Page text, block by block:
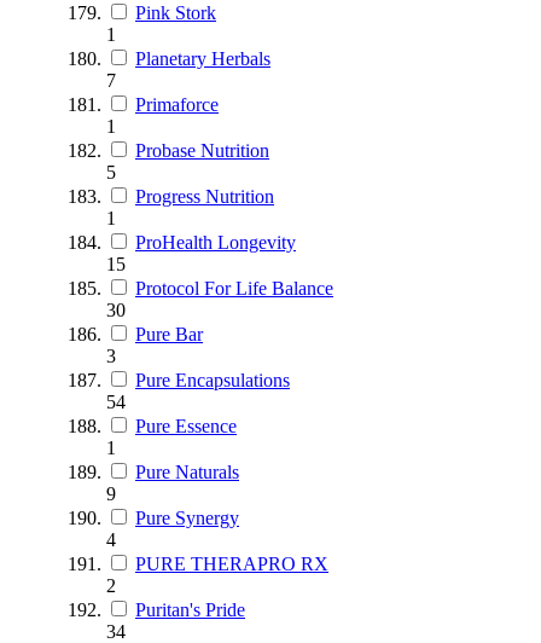
Pink Stork
1
Planetary Herbals
7
Primaforce
1
Probase Nutrition
5
Progress Nutrition
1
ProHealth Longevity
15
Protocol For Life Balance
30
Pure Bar
3
Pure Encapsulations
54
Pure Essence
1
Pure Naturals
9
Pure Synergy
4
PURE THERAPRO RX
2
Puritan's Pride
34